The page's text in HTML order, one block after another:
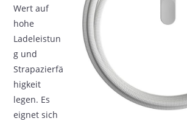
Wert auf
hohe
Ladeleistun
g und
Strapazierfä
higkeit
legen. Es
eignet sich